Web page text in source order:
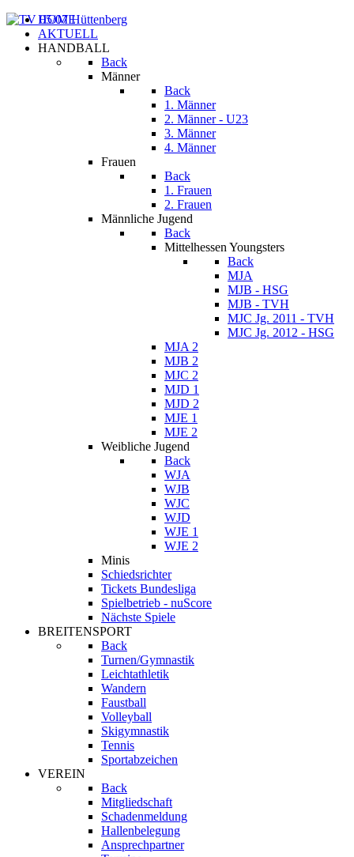
HOME
AKTUELL
HANDBALL
Back
Männer
Back
1. Männer
2. Männer - U23
3. Männer
4. Männer
Frauen
Back
1. Frauen
2. Frauen
Männliche Jugend
Back
Mittelhessen Youngsters
Back
MJA
MJB - HSG
MJB - TVH
MJC Jg. 2011 - TVH
MJC Jg. 2012 - HSG
MJA 2
MJB 2
MJC 2
MJD 1
MJD 2
MJE 1
MJE 2
Weibliche Jugend
Back
WJA
WJB
WJC
WJD
WJE 1
WJE 2
Minis
Schiedsrichter
Tickets Bundesliga
Spielbetrieb - nuScore
Nächste Spiele
BREITENSPORT
Back
Turnen/Gymnastik
Leichtathletik
Wandern
Faustball
Volleyball
Skigymnastik
Tennis
Sportabzeichen
VEREIN
Back
Mitgliedschaft
Schadenmeldung
Hallenbelegung
Ansprechpartner